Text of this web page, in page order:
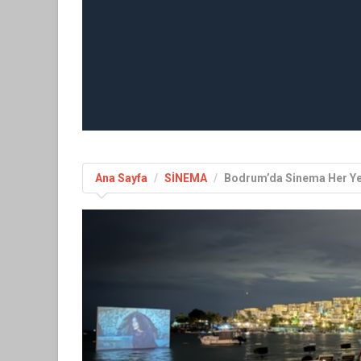
Ana Sayfa SİNEMA Bodrum’da Sinema Her